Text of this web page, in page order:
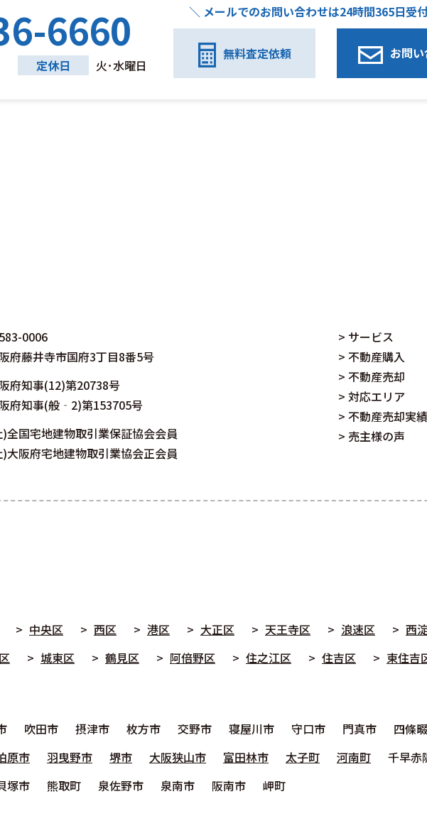
6660
定休日 火･水曜日
＼ メールでのお問い合わせは24時間365日受
無料査定依頼 お問
0006
府藤井寺市国府3丁目8番5号
府知事(12)第20738号
府知事(般‐2)第153705号
全国宅地建物取引業保証協会会員
大阪府宅地建物取引業協会正会員
> サービス
> 不動産購入
> 不動産売却
> 対応エリア
> 不動産売却実績
> 売主様の声
中央区 西区 港区 大正区 天王寺区 浪速区 西
城東区 鶴見区 阿倍野区 住之江区 住吉区 東住吉
吹田市 摂津市 枚方市 交野市 寝屋川市 守口市 門真市 四條
原市
羽曳野市 堺市 大阪狭山市 富田林市 太子町 河南町 千早赤
塚市
熊取町 泉佐野市 泉南市 阪南市 岬町